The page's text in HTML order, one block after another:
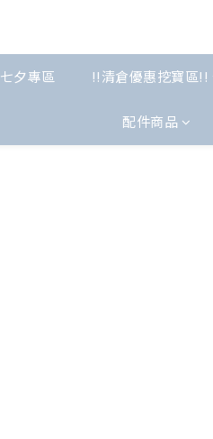
七夕專區 !!清倉優惠挖寶區!!
配件商品